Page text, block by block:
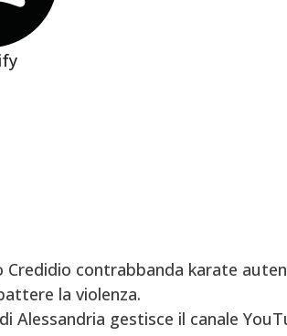
Credidio contrabbanda karate
la violenza.
Alessandria gestisce il canale